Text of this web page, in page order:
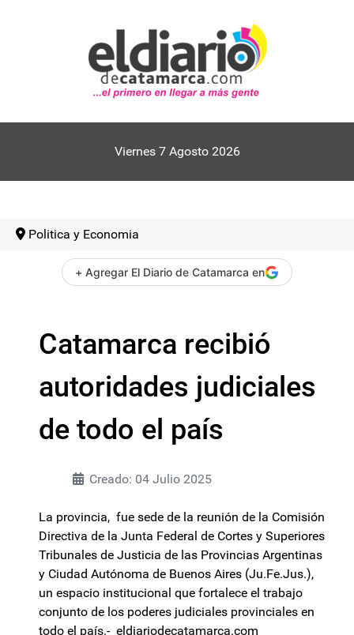
Viernes 7 Agosto 2026
Politica y Economia
+ Agregar El Diario de Catamarca en
Catamarca recibió
autoridades judiciales
de todo el país
Creado: 04 Julio 2025
La provincia, fue sede de la reunión de la Comisión
Directiva de la Junta Federal de Cortes y Superiores
Tribunales de Justicia de las Provincias Argentinas
y Ciudad Autónoma de Buenos Aires (Ju.Fe.Jus.),
un espacio institucional que fortalece el trabajo
conjunto de los poderes judiciales provinciales en
todo el país.- eldiariodecatamarca.com